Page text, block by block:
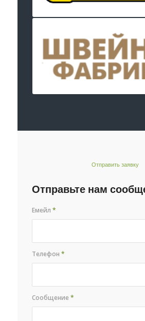
Отправить заявку
Отправьте нам
Емейл*
Телефон*
Сообщение*